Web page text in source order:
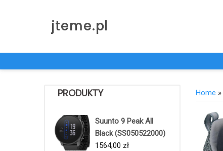
jteme.pl
PRODUKTY
Suunto 9 Peak All
Black (SS050522000)
1564,00 zł
Home »